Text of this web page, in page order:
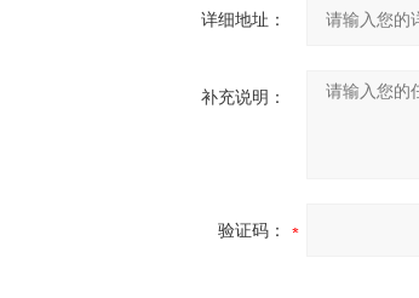
详细地址：
补充说明：
验证码：